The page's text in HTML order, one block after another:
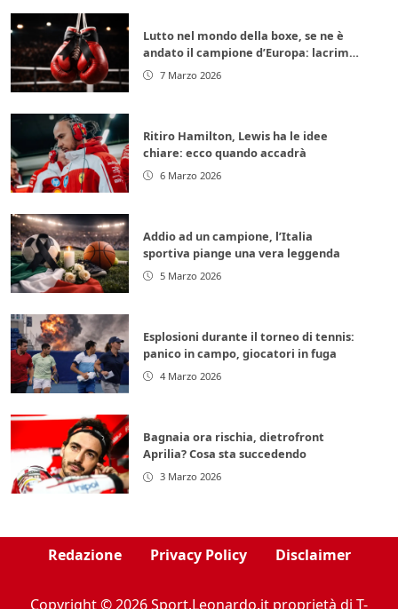
Lutto nel mondo della boxe, se ne è
andato il campione d’Europa: lacrime
per la leggenda italiana
7 Marzo 2026
Ritiro Hamilton, Lewis ha le idee
chiare: ecco quando accadrà
6 Marzo 2026
Addio ad un campione, l’Italia
sportiva piange una vera leggenda
5 Marzo 2026
Esplosioni durante il torneo di tennis:
panico in campo, giocatori in fuga
4 Marzo 2026
Bagnaia ora rischia, dietrofront
Aprilia? Cosa sta succedendo
3 Marzo 2026
Redazione Privacy Policy Disclaimer
Copyright © 2026 Sport.Leonardo.it proprietà di T-